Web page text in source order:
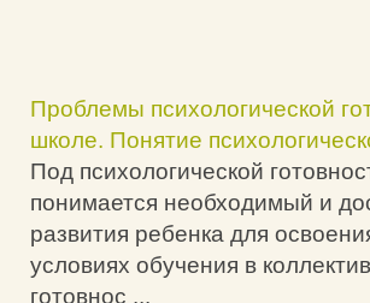
Проблемы психологической
школе. Понятие
Под психологической
понимается необходимый и
развития ребенка для
условиях обучения в
готовнос ...